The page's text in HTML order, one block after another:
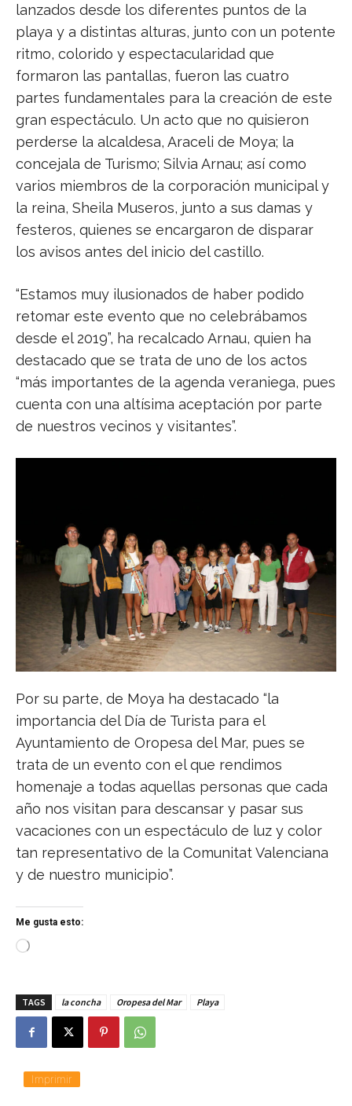
lanzados desde los diferentes puntos de la
playa y a distintas alturas, junto con un potente
ritmo, colorido y espectacularidad que
formaron las pantallas, fueron las cuatro
partes fundamentales para la creación de este
gran espectáculo. Un acto que no quisieron
perderse la alcaldesa, Araceli de Moya; la
concejala de Turismo; Silvia Arnau; así como
varios miembros de la corporación municipal y
la reina, Sheila Museros, junto a sus damas y
festeros, quienes se encargaron de disparar
los avisos antes del inicio del castillo.
“Estamos muy ilusionados de haber podido
retomar este evento que no celebrábamos
desde el 2019”, ha recalcado Arnau, quien ha
destacado que se trata de uno de los actos
“más importantes de la agenda veraniega, pues
cuenta con una altísima aceptación por parte
de nuestros vecinos y visitantes”.
Por su parte, de Moya ha destacado “la
importancia del Día de Turista para el
Ayuntamiento de Oropesa del Mar, pues se
trata de un evento con el que rendimos
homenaje a todas aquellas personas que cada
año nos visitan para descansar y pasar sus
vacaciones con un espectáculo de luz y color
tan representativo de la Comunitat Valenciana
y de nuestro municipio”.
Me gusta esto:
C
a
n
d
o
TAGS la concha Oropesa del Mar Playa
Imprimir